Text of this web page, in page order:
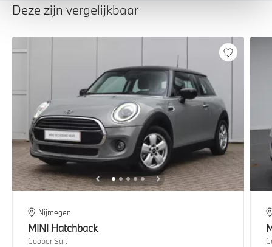
Deze zijn vergelijkbaar
Nijmegen
MINI Hatchback
Cooper Salt